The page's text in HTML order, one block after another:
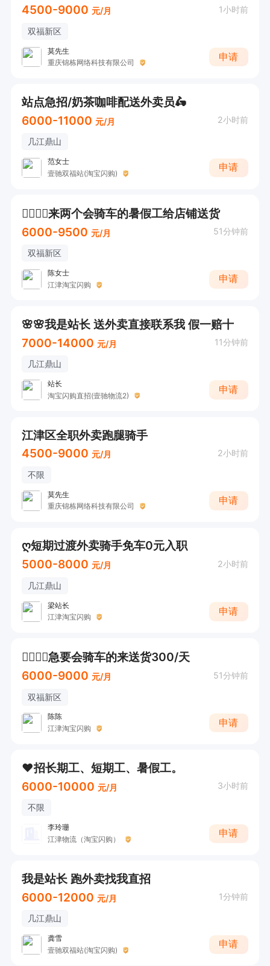
4500-9000 元/月 1小时前
双福新区
莫先生
重庆锦栋网络科技有限公司
申请
站点急招/奶茶咖啡配送外卖员🛵
6000-11000 元/月 2小时前
几江鼎山
范女士
壹驰双福站(淘宝闪购)
申请
🚴‍♀️🚴‍♀️来两个会骑车的暑假工给店铺送货
6000-9500 元/月 51分钟前
双福新区
陈女士
江津淘宝闪购
申请
🌸🌸我是站长 送外卖直接联系我 假一赔十
7000-14000 元/月 11分钟前
几江鼎山
站长
淘宝闪购直招(壹驰物流2)
申请
江津区全职外卖跑腿骑手
4500-9000 元/月 2小时前
不限
莫先生
重庆锦栋网络科技有限公司
申请
ღ短期过渡外卖骑手免车0元入职
5000-8000 元/月 2小时前
几江鼎山
梁站长
江津淘宝闪购
申请
🚴‍♀️🚴‍♀️急要会骑车的来送货300/天
6000-9000 元/月 51分钟前
双福新区
陈陈
江津淘宝闪购
申请
❤️招长期工、短期工、暑假工。
6000-10000 元/月 3小时前
不限
李玲珊
江津物流（淘宝闪购）
申请
我是站长 跑外卖找我直招
6000-12000 元/月 1分钟前
几江鼎山
龚雪
壹驰双福站(淘宝闪购)
申请